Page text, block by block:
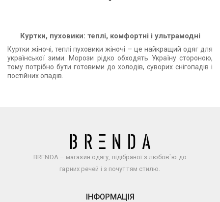
Куртки, пуховики: теплі, комфортні і ультрамодні
Куртки жіночі, теплі пуховики жіночі – це найкращий одяг для
української зими. Морози рідко обходять Україну стороною,
тому потрібно бути готовими до холодів, суворих снігопадів і
постійних опадів.
BRENDA – магазин одягу, підібраної з любов`ю до
гарних речей і з почуттям стилю.
ІНФОРМАЦІЯ